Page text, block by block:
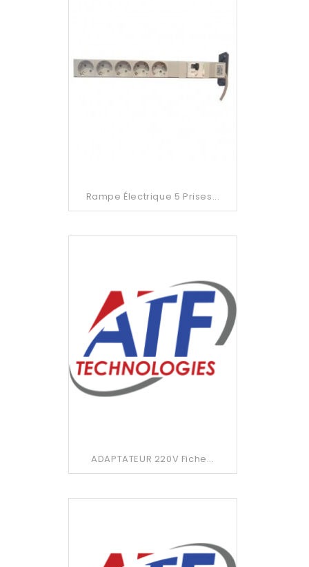
Rampe Électrique 5 Prises...
ADAPTATEUR 220V Fiche...